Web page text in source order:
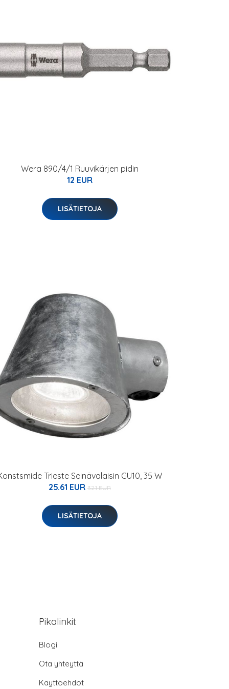
Wera 890/4/1 Ruuvikärjen pidin
12 EUR
LISÄTIETOJA
Trieste Seinävalaisin GU10, 35 W
25.61 EUR 32.1 EUR
LISÄTIETOJA
Pikalinkit
Blogi
Ota yhteyttä
Käyttöehdot